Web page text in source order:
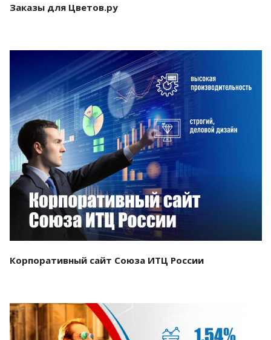
Заказы для Цветов.ру
Смотреть проект
Корпоративный сайт Союза ИТЦ России